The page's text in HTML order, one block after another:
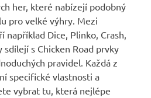
her, které nabízejí podobný
pro velké výhry. Mezi
například Dice, Plinko, Crash,
s Chicken Road prvky
pravidel. Každá z
specifické vlastnosti a
vybrat tu, která nejlépe